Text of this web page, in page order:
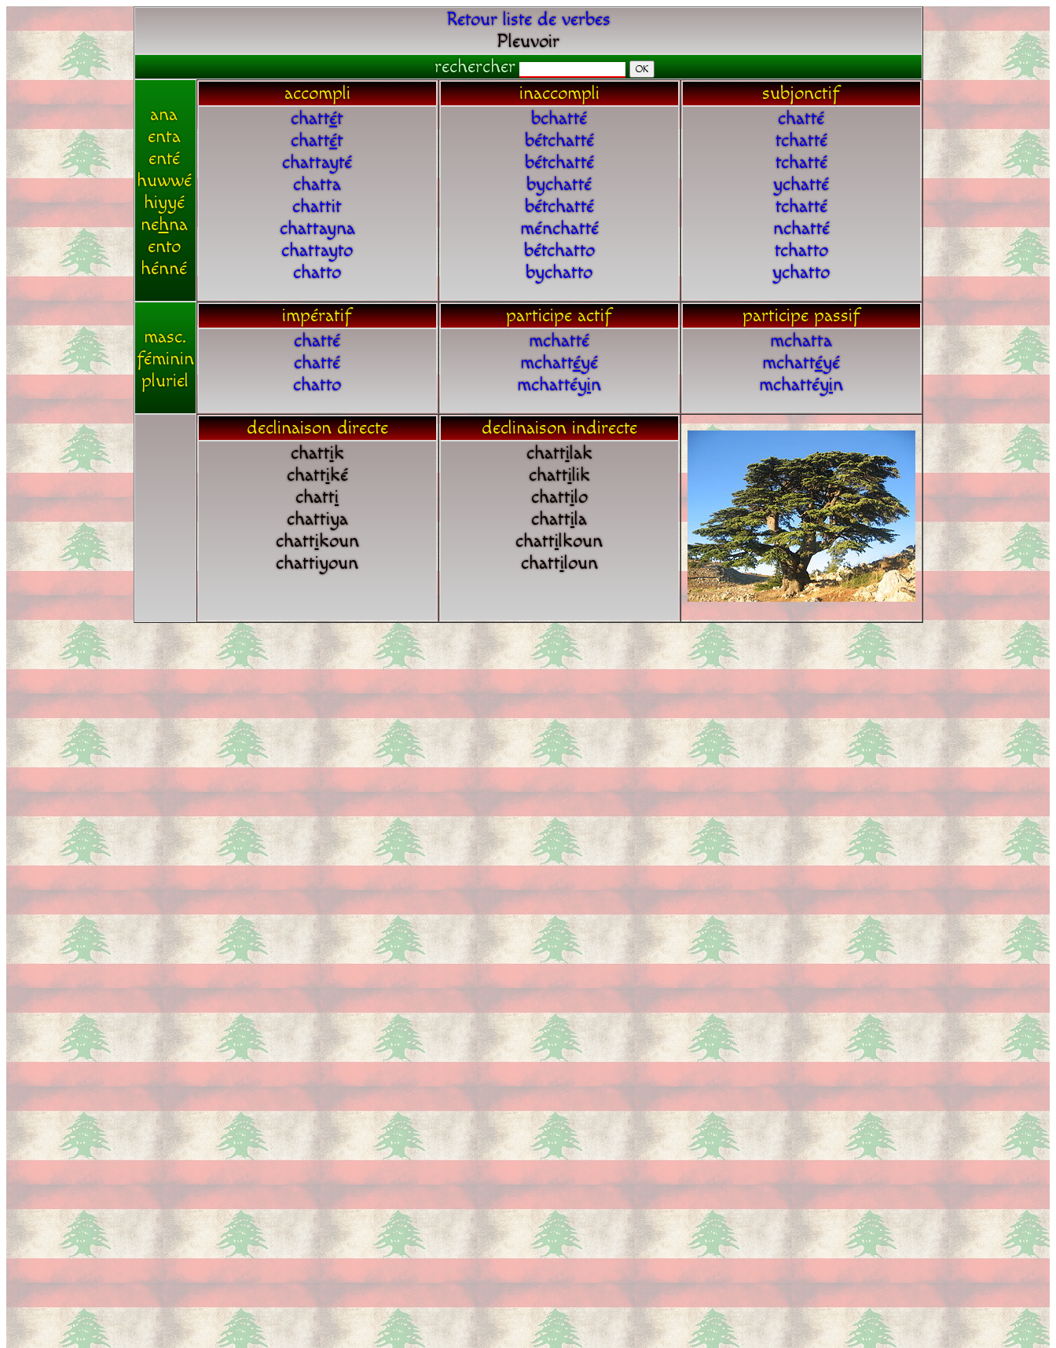
Retour liste de verbes
Pleuvoir
rechercher
ana
enta
enté
huwwé
hiyyé
nehna
ento
hénné
accompli
chattét
chattét
chattayté
chatta
chattit
chattayna
chattayto
chatto
inaccompli
bchatté
bétchatté
bétchatté
bychatté
bétchatté
ménchatté
bétchatto
bychatto
subjonctif
chatté
tchatté
tchatté
ychatté
tchatté
nchatté
tchatto
ychatto
masc.
féminin
pluriel
impératif
chatté
chatté
chatto
participe actif
mchatté
mchattéyé
mchattéyin
participe passif
mchatta
mchattéyé
mchattéyin
declinaison directe
chattik
chattiké
chatti
chattiya
chattikoun
chattiyoun
declinaison indirecte
chattilak
chattilik
chattilo
chattila
chattilkoun
chattiloun